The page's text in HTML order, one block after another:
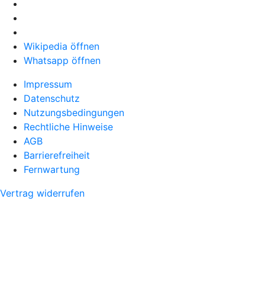
Wikipedia öffnen
Whatsapp öffnen
Impressum
Datenschutz
Nutzungsbedingungen
Rechtliche Hinweise
AGB
Barrierefreiheit
Fernwartung
Vertrag widerrufen